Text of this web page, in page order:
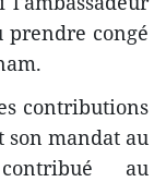
prendre congé
contributions
son mandat au
au